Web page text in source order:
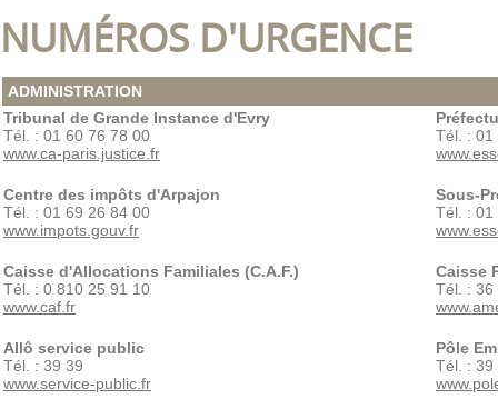
NUMÉROS D'URGENCE
ADMINISTRATION
Tribunal de Grande Instance d'Evry
Tél. : 01 60 76 78 00
www.ca-paris.justice.fr
Tél. : 01
Centre des impôts d'Arpajon
Tél. : 01 69 26 84 00
www.impots.gouv.fr
Sous-
Tél. : 01
Caisse d'Allocations Familiales (C.A.F.)
Tél. : 0 810 25 91 10
www.caf.fr
Caisse
Tél. : 36
Allô service public
Tél. : 39 39
www.service-public.fr
Pôle
Tél. : 39